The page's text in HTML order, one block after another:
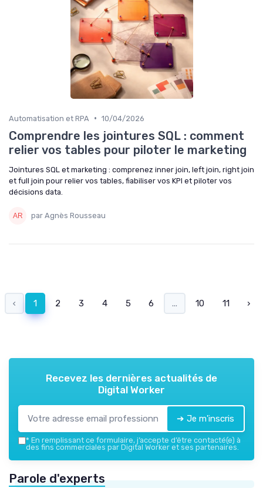
Automatisation et RPA • 10/04/2026
Comprendre les jointures SQL : comment
relier vos tables pour piloter le marketing
Jointures SQL et marketing : comprenez inner join, left join, right join
et full join pour relier vos tables, fiabiliser vos KPI et piloter vos
décisions data.
par Agnès Rousseau
‹ 1 2 3 4 5 6 ... 10 11 ›
Recevez les dernières actualités de
Digital Worker
➔ Je m'inscris
* En remplissant ce formulaire, j’accepte d’être contacté(e) à
des fins commerciales par Digital Worker et ses partenaires.
Parole d'experts